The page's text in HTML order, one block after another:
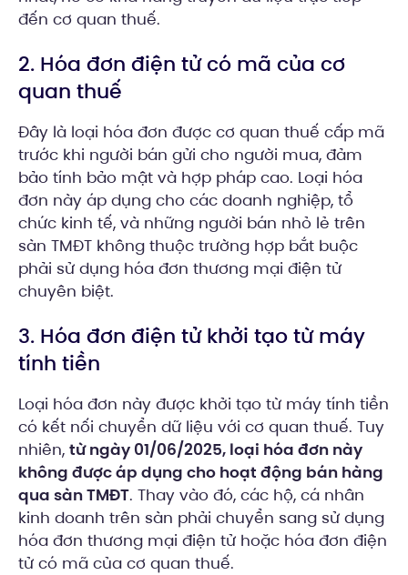
đến cơ quan thuế.
2. Hóa đơn điện tử có mã của cơ
quan thuế
Đây là loại hóa đơn được cơ quan thuế cấp mã
trước khi người bán gửi cho người mua, đảm
bảo tính bảo mật và hợp pháp cao. Loại hóa
đơn này áp dụng cho các doanh nghiệp, tổ
chức kinh tế, và những người bán nhỏ lẻ trên
sàn TMĐT không thuộc trường hợp bắt buộc
phải sử dụng hóa đơn thương mại điện tử
chuyên biệt.
3. Hóa đơn điện tử khởi tạo từ máy
tính tiền
Loại hóa đơn này được khởi tạo từ máy tính tiền
có kết nối chuyển dữ liệu với cơ quan thuế. Tuy
nhiên, từ ngày 01/06/2025, loại hóa đơn này
không được áp dụng cho hoạt động bán hàng
qua sàn TMĐT. Thay vào đó, các hộ, cá nhân
kinh doanh trên sàn phải chuyển sang sử dụng
hóa đơn thương mại điện tử hoặc hóa đơn điện
tử có mã của cơ quan thuế.